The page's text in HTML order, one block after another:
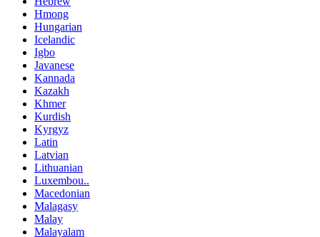
Hmong
Hungarian
Icelandic
Igbo
Javanese
Kannada
Kazakh
Khmer
Kurdish
Kyrgyz
Latin
Latvian
Lithuanian
Luxembou..
Macedonian
Malagasy
Malay
Malayalam